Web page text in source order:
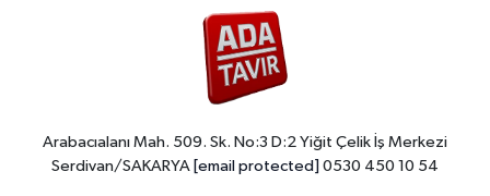
Arabacıalanı Mah. 509. Sk. No:3 D:2 Yiğit Çelik İş Merkezi
Serdivan/SAKARYA [email protected] 0530 450 10 54